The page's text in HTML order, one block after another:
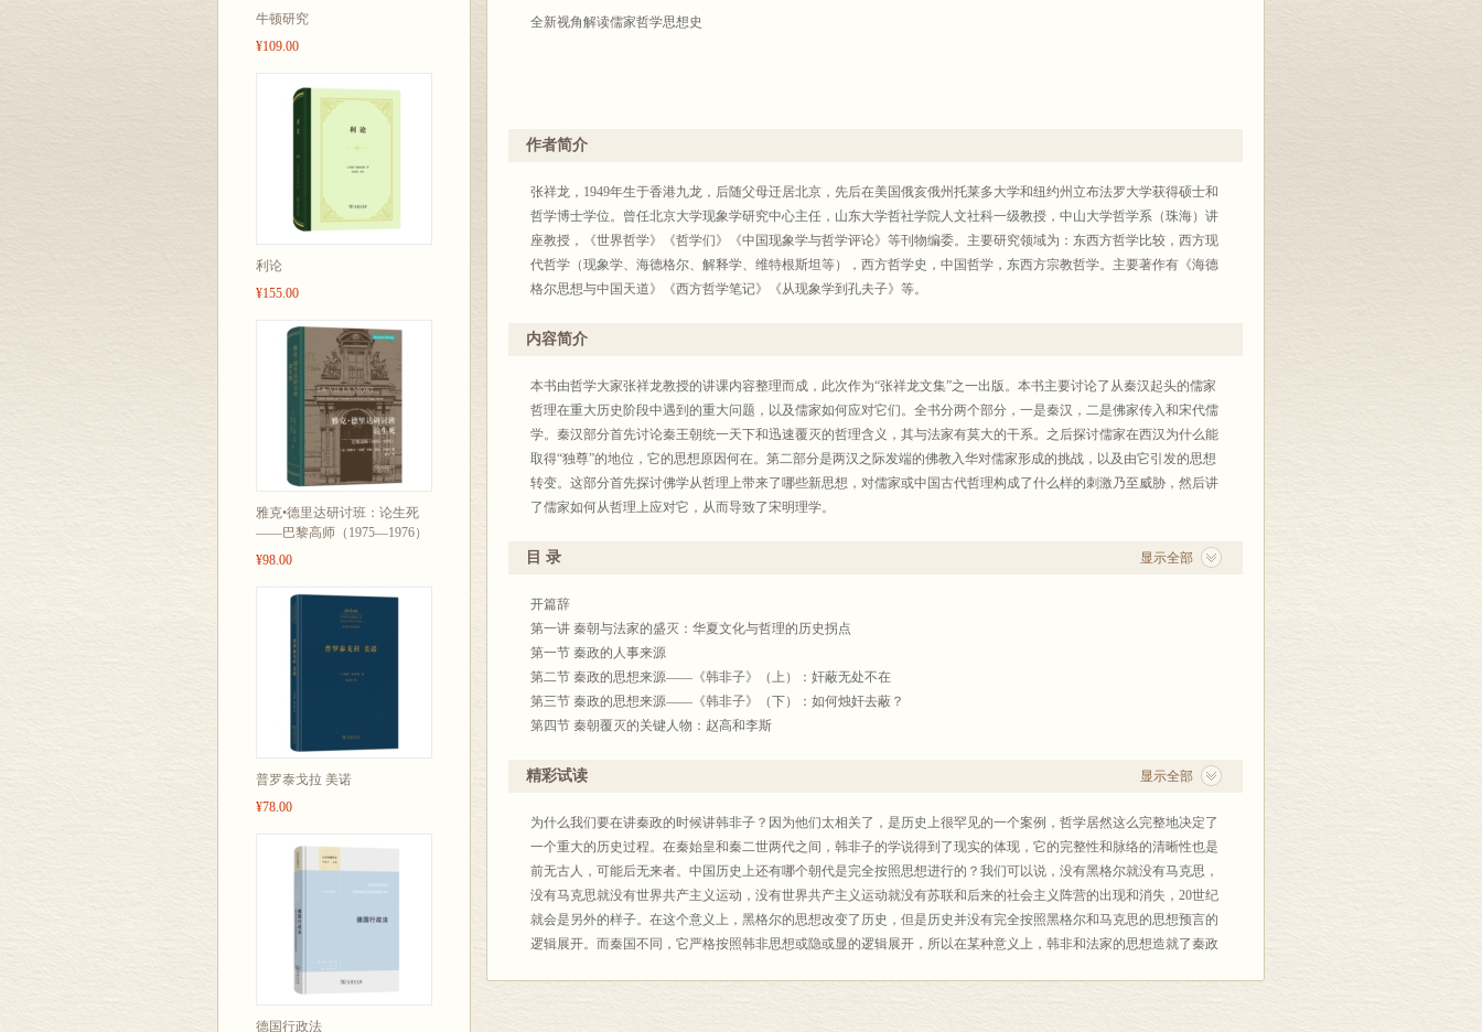
牛顿研究
¥109.00
利论
¥155.00
雅克•德里达研讨班：论生死
——巴黎高师（1975—1976）
¥98.00
普罗泰戈拉 美诺
¥78.00
德国行政法
全新视角解读儒家哲学思想史
作者简介
张祥龙，1949年生于香港九龙，后随父母迁居北京，先后在美国俄亥俄州托莱多大学和纽约州立布法罗大学获得硕士和
哲学博士学位。曾任北京大学现象学研究中心主任，山东大学哲社学院人文社科一级教授，中山大学哲学系（珠海）讲
座教授，《世界哲学》《哲学们》《中国现象学与哲学评论》等刊物编委。主要研究领域为：东西方哲学比较，西方现
代哲学（现象学、海德格尔、解释学、维特根斯坦等），西方哲学史，中国哲学，东西方宗教哲学。主要著作有《海德
格尔思想与中国天道》《西方哲学笔记》《从现象学到孔夫子》等。
内容简介
本书由哲学大家张祥龙教授的讲课内容整理而成，此次作为“张祥龙文集”之一出版。本书主要讨论了从秦汉起头的儒家
哲理在重大历史阶段中遇到的重大问题，以及儒家如何应对它们。全书分两个部分，一是秦汉，二是佛家传入和宋代儒
学。秦汉部分首先讨论秦王朝统一天下和迅速覆灭的哲理含义，其与法家有莫大的干系。之后探讨儒家在西汉为什么能
取得“独尊”的地位，它的思想原因何在。第二部分是两汉之际发端的佛教入华对儒家形成的挑战，以及由它引发的思想
转变。这部分首先探讨佛学从哲理上带来了哪些新思想，对儒家或中国古代哲理构成了什么样的刺激乃至威胁，然后讲
了儒家如何从哲理上应对它，从而导致了宋明理学。
显示全部
目 录
开篇辞
第一讲 秦朝与法家的盛灭：华夏文化与哲理的历史拐点
第一节 秦政的人事来源
第二节 秦政的思想来源——《韩非子》（上）：奸蔽无处不在
第三节 秦政的思想来源——《韩非子》（下）：如何烛奸去蔽？
第四节 秦朝覆灭的关键人物：赵高和李斯
第一节 秦之兴旺与士人之绝望
第三节 秦的灭亡带走了哪些哲理的成功机会？
第四节 反秦兴汉成就了什么哲理与政治？
第三讲 董仲舒的哲理与儒家历史主导的形成（一）：过秦、天人相与、元时、改制
第一节 “过秦”的含义何在？
第二节 董仲舒的举贤良对策（一）：天人相与之际
第三节 董仲舒的举贤良对策（二）：元深天端之时义
显示全部
精彩试读
为什么我们要在讲秦政的时候讲韩非子？因为他们太相关了，是历史上很罕见的一个案例，哲学居然这么完整地决定了
一个重大的历史过程。在秦始皇和秦二世两代之间，韩非子的学说得到了现实的体现，它的完整性和脉络的清晰性也是
前无古人，可能后无来者。中国历史上还有哪个朝代是完全按照思想进行的？我们可以说，没有黑格尔就没有马克思，
没有马克思就没有世界共产主义运动，没有世界共产主义运动就没有苏联和后来的社会主义阵营的出现和消失，20世纪
就会是另外的样子。在这个意义上，黑格尔的思想改变了历史，但是历史并没有完全按照黑格尔和马克思的思想预言的
逻辑展开。而秦国不同，它严格按照韩非思想或隐或显的逻辑展开，所以在某种意义上，韩非和法家的思想造就了秦政